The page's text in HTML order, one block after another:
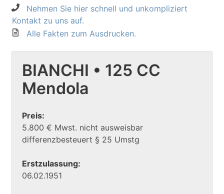
Nehmen Sie hier schnell und unkompliziert
Kontakt zu uns auf.
Alle Fakten zum Ausdrucken.
BIANCHI • 125 CC
Mendola
Preis:
5.800 € Mwst. nicht ausweisbar
differenzbesteuert § 25 Umstg
Erstzulassung:
06.02.1951